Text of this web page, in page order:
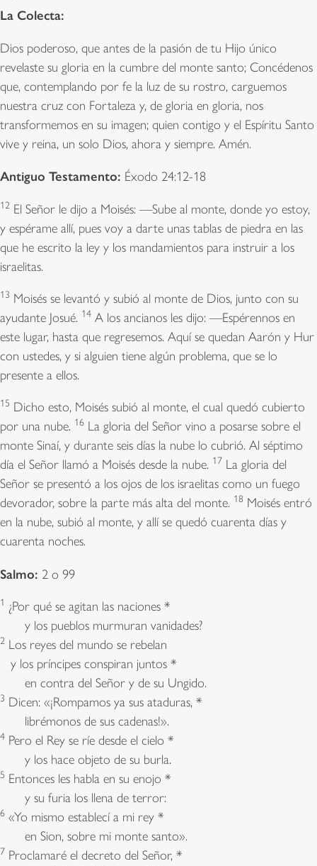
La Colecta:
Dios poderoso, que antes de la pasión de tu Hijo único
revelaste su gloria en la cumbre del monte santo; Concédenos
que, contemplando por fe la luz de su rostro, carguemos
nuestra cruz con Fortaleza y, de gloria en gloria, nos
transformemos en su imagen; quien contigo y el Espíritu Santo
vive y reina, un solo Dios, ahora y siempre. Amén.
Antiguo Testamento: Éxodo 24:12-18
12 El Señor le dijo a Moisés: —Sube al monte, donde yo estoy,
y espérame allí, pues voy a darte unas tablas de piedra en las
que he escrito la ley y los mandamientos para instruir a los
israelitas.
13 Moisés se levantó y subió al monte de Dios, junto con su
ayudante Josué. 14 A los ancianos les dijo: —Espérennos en
este lugar, hasta que regresemos. Aquí se quedan Aarón y Hur
con ustedes, y si alguien tiene algún problema, que se lo
presente a ellos.
15 Dicho esto, Moisés subió al monte, el cual quedó cubierto
por una nube. 16 La gloria del Señor vino a posarse sobre el
monte Sinaí, y durante seis días la nube lo cubrió. Al séptimo
día el Señor llamó a Moisés desde la nube. 17 La gloria del
Señor se presentó a los ojos de los israelitas como un fuego
devorador, sobre la parte más alta del monte. 18 Moisés entró
en la nube, subió al monte, y allí se quedó cuarenta días y
cuarenta noches.
Salmo: 2 o 99
1 ¿Por qué se agitan las naciones *
y los pueblos murmuran vanidades?
2 Los reyes del mundo se rebelan
y los príncipes conspiran juntos *
en contra del Señor y de su Ungido.
3 Dicen: «¡Rompamos ya sus ataduras, *
librémonos de sus cadenas!».
4 Pero el Rey se ríe desde el cielo *
y los hace objeto de su burla.
5 Entonces les habla en su enojo *
y su furia los llena de terror:
6 «Yo mismo establecí a mi rey *
en Sion, sobre mi monte santo».
7 Proclamaré el decreto del Señor, *